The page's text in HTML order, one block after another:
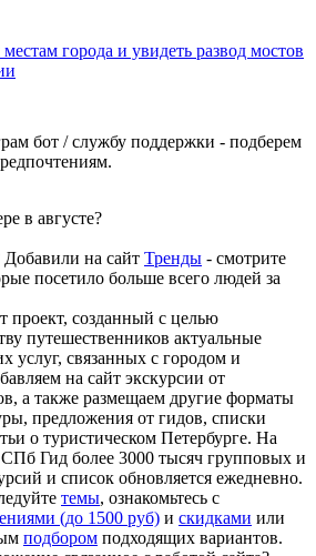
города и увидеть развод мостов
бот / службу поддержки - подберем
в августе?
Добавили на сайт Тренды - смотрите
посетило больше всего людей за
проект, созданный с целью
путешественников актуальные
услуг, связанных с городом и
на сайт экскурсии от
а также размещаем другие форматы
предложения от гидов, списки
о туристическом Петербурге. На
Гид более 3000 тысяч групповых и
и список обновляется ежедневно.
темы, ознакомьтесь с
(до 1500 руб) и скидками или
подбором подходящих вариантов.